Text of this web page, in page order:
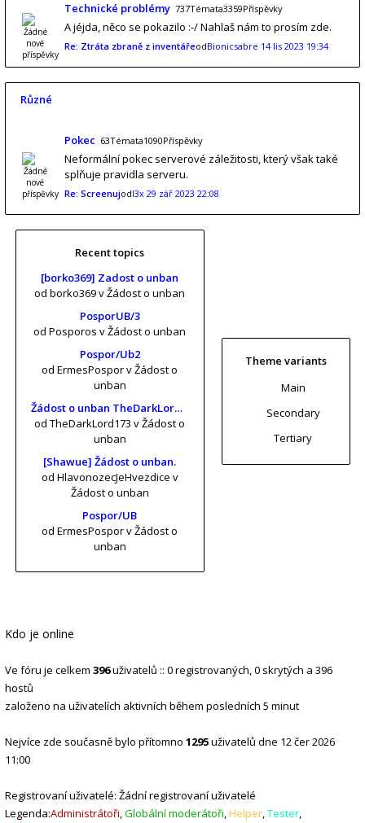
Technické problémy 737Témata3359Příspěvky
A jéjda, něco se pokazilo :-/ Nahlaš nám to prosím zde.
Re: Ztráta zbraně z inventářeodBionicsabre 14 lis 2023 19:34
Různé
Pokec 63Témata1090Příspěvky
Neformální pokec serverové záležitosti, který však také
splňuje pravidla serveru.
Re: Screenujodl3x 29 zář 2023 22:08
Recent topics
[borko369] Zadost o unban
od borko369v Žádost o unban
PosporUB/3
od Posporos v Žádost o unban
Pospor/Ub2
od ErmesPosporv Žádost o
unban
Žádost o unban TheDarkLord173 (risa11, KrtkuvDort, MrKrabs) [vol. 2]
od TheDarkLord173 v Žádost o
unban
[Shawue] Žádost o unban.
od HlavonozecJeHvezdice v
Žádost o unban
Pospor/UB
od ErmesPosporv Žádost o
unban
Theme variants
Main
Secondary
Tertiary
Kdo je online
Ve fóru je celkem 396uživatelů :: 0 registrovaných, 0 skrytých a 396
hostů
založeno na uživatelích aktivních během posledních 5 minut
Nejvíce zde současně bylo přítomno 1295uživatelů dne 12 čer 2026
11:00
Registrovaní uživatelé: Žádní registrovaní uživatelé
Legenda:Administrátoři,Globální moderátoři,Helper,Tester,